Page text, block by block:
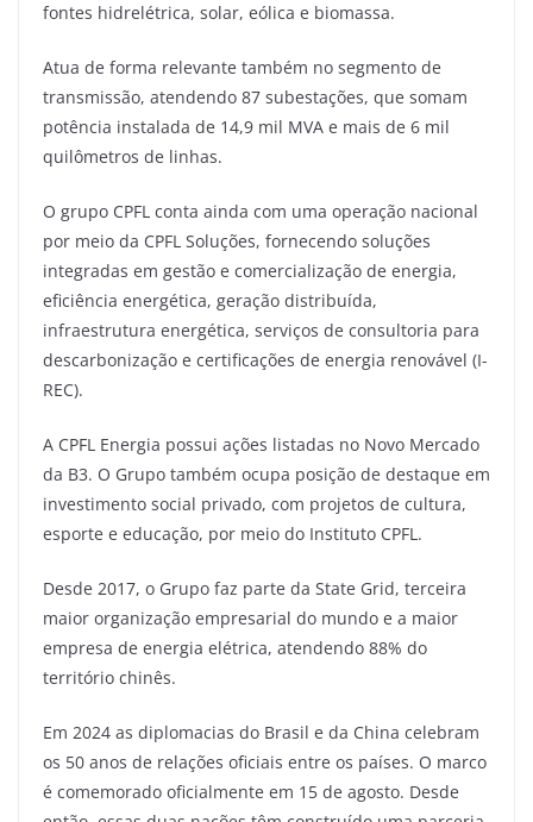
fontes hidrelétrica, solar, eólica e biomassa.
Atua de forma relevante também no segmento de
transmissão, atendendo 87 subestações, que somam
potência instalada de 14,9 mil MVA e mais de 6 mil
quilômetros de linhas.
O grupo CPFL conta ainda com uma operação nacional
por meio da CPFL Soluções, fornecendo soluções
integradas em gestão e comercialização de energia,
eficiência energética, geração distribuída,
infraestrutura energética, serviços de consultoria para
descarbonização e certificações de energia renovável (I-
REC).
A CPFL Energia possui ações listadas no Novo Mercado
da B3. O Grupo também ocupa posição de destaque em
investimento social privado, com projetos de cultura,
esporte e educação, por meio do Instituto CPFL.
Desde 2017, o Grupo faz parte da State Grid, terceira
maior organização empresarial do mundo e a maior
empresa de energia elétrica, atendendo 88% do
território chinês.
Em 2024 as diplomacias do Brasil e da China celebram
os 50 anos de relações oficiais entre os países. O marco
é comemorado oficialmente em 15 de agosto. Desde